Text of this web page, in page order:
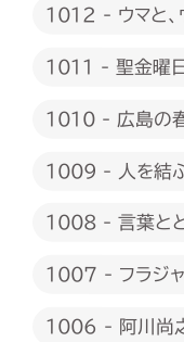
1012 - ウマと、
1011 - 聖金曜
1010 - 広島の
1009 - 人を結
1008 - 言葉と
1007 - フラジャ
1006 - 阿川尚